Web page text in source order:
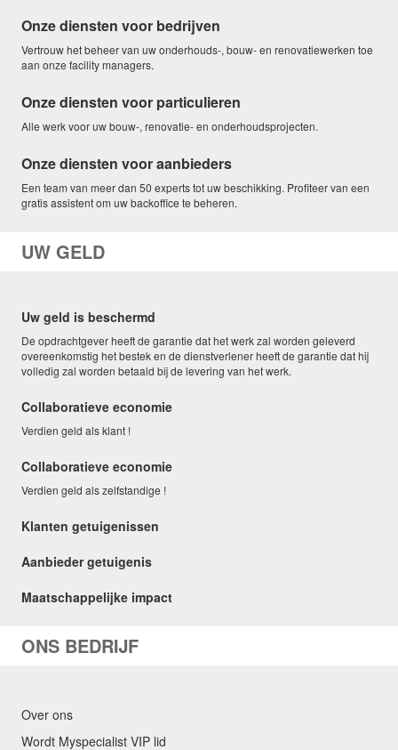
Onze diensten voor bedrijven
Vertrouw het beheer van uw onderhouds-, bouw- en renovatiewerken toe
aan onze facility managers.
Onze diensten voor particulieren
Alle werk voor uw bouw-, renovatie- en onderhoudsprojecten.
Onze diensten voor aanbieders
Een team van meer dan 50 experts tot uw beschikking. Profiteer van een
gratis assistent om uw backoffice te beheren.
UW GELD
Uw geld is beschermd
De opdrachtgever heeft de garantie dat het werk zal worden geleverd
overeenkomstig het bestek en de dienstverlener heeft de garantie dat hij
volledig zal worden betaald bij de levering van het werk.
Collaboratieve economie
Verdien geld als klant !
Collaboratieve economie
Verdien geld als zelfstandige !
Klanten getuigenissen
Aanbieder getuigenis
Maatschappelijke impact
ONS BEDRIJF
Over ons
Wordt Myspecialist VIP lid